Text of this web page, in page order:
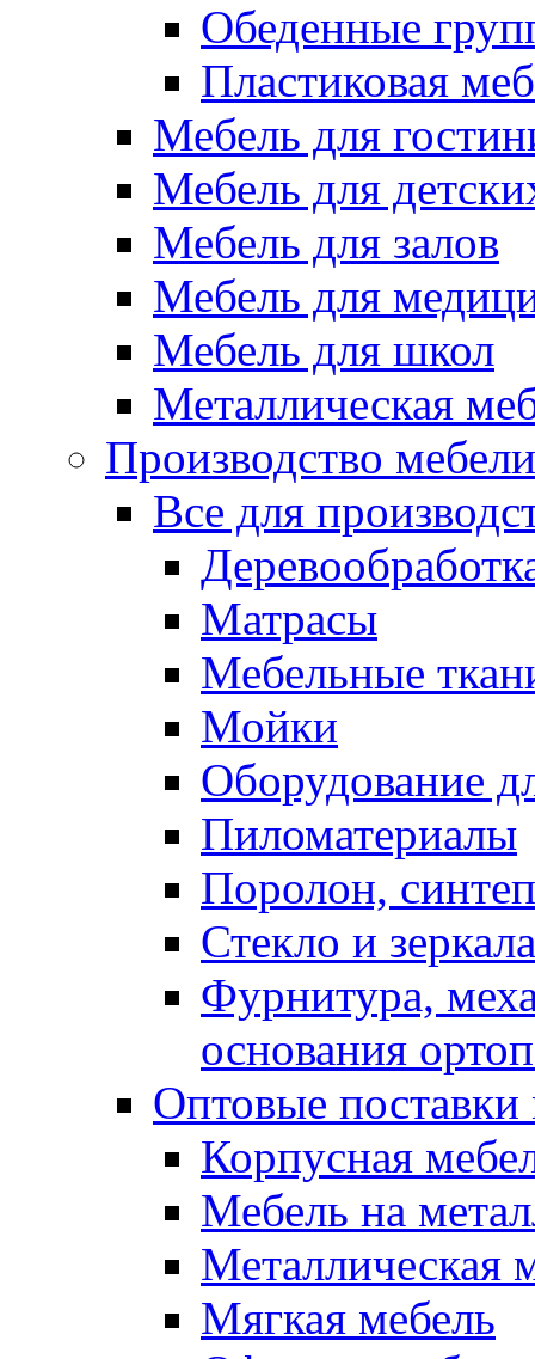
Обеденные
Пластиковая
Мебель для
Мебель для
Мебель для залов
Мебель для
Мебель для школ
Металлическая
Производство мебели
Все для
Матрасы
Мебельные
Мойки
Оборудование
Пиломатериалы
Поролон,
Стекло и зеркала
Фурнитура,
основания
Оптовые поставки
Корпусная
Мебель на
Металлическая
Мягкая мебель